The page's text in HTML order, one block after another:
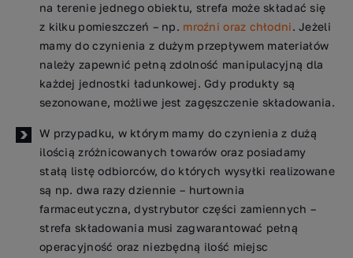
na terenie jednego obiektu, strefa może składać się
z kilku pomieszczeń – np. mroźni oraz chłodni. Jeżeli
mamy do czynienia z dużym przepływem materiałów
należy zapewnić pełną zdolność manipulacyjną dla
każdej jednostki ładunkowej. Gdy produkty są
sezonowane, możliwe jest zagęszczenie składowania.
W przypadku, w którym mamy do czynienia z dużą
ilością zróżnicowanych towarów oraz posiadamy
stałą listę odbiorców, do których wysyłki realizowane
są np. dwa razy dziennie – hurtownia
farmaceutyczna, dystrybutor części zamiennych –
strefa składowania musi zagwarantować pełną
operacyjność oraz niezbędną ilość miejsc